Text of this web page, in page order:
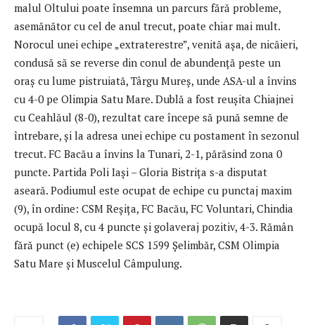
malul Oltului poate însemna un parcurs fără probleme,
asemănător cu cel de anul trecut, poate chiar mai mult.
Norocul unei echipe „extraterestre”, venită așa, de nicăieri,
condusă să se reverse din conul de abundență peste un
oraș cu lume pistruiată, Târgu Mureș, unde ASA-ul a învins
cu 4-0 pe Olimpia Satu Mare. Dublă a fost reușita Chiajnei
cu Ceahlăul (8-0), rezultat care începe să pună semne de
întrebare, și la adresa unei echipe cu postament în sezonul
trecut. FC Bacău a învins la Tunari, 2-1, părăsind zona 0
puncte. Partida Poli Iași – Gloria Bistrița s-a disputat
aseară. Podiumul este ocupat de echipe cu punctaj maxim
(9), în ordine: CSM Reșița, FC Bacău, FC Voluntari, Chindia
ocupă locul 8, cu 4 puncte și golaveraj pozitiv, 4-3. Rămân
fără punct (e) echipele SCS 1599 Șelimbăr, CSM Olimpia
Satu Mare și Muscelul Câmpulung.